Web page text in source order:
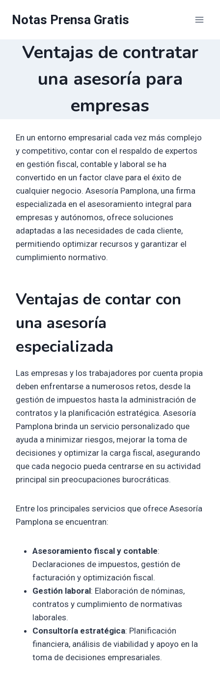
Notas Prensa Gratis
Ventajas de contratar
una asesoría para
empresas
En un entorno empresarial cada vez más complejo
y competitivo, contar con el respaldo de expertos
en gestión fiscal, contable y laboral se ha
convertido en un factor clave para el éxito de
cualquier negocio. Asesoría Pamplona, una firma
especializada en el asesoramiento integral para
empresas y autónomos, ofrece soluciones
adaptadas a las necesidades de cada cliente,
permitiendo optimizar recursos y garantizar el
cumplimiento normativo.
Ventajas de contar con
una asesoría
especializada
Las empresas y los trabajadores por cuenta propia
deben enfrentarse a numerosos retos, desde la
gestión de impuestos hasta la administración de
contratos y la planificación estratégica. Asesoría
Pamplona brinda un servicio personalizado que
ayuda a minimizar riesgos, mejorar la toma de
decisiones y optimizar la carga fiscal, asegurando
que cada negocio pueda centrarse en su actividad
principal sin preocupaciones burocráticas.
Entre los principales servicios que ofrece Asesoría
Pamplona se encuentran:
Asesoramiento fiscal y contable:
Declaraciones de impuestos, gestión de
facturación y optimización fiscal.
Gestión laboral: Elaboración de nóminas,
contratos y cumplimiento de normativas
laborales.
Consultoría estratégica: Planificación
financiera, análisis de viabilidad y apoyo en la
toma de decisiones empresariales.